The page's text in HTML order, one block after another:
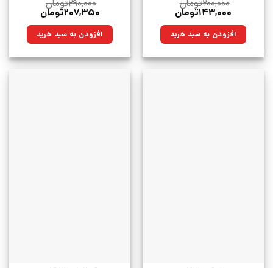
۲۰۰,۰۰۰تومان
قیمت
۲۰۰,۰۰۰تومان
بود.
۱۴۳,۰۰۰تومان
۱۴۳,۰۰۰تومان.افزودن به سبد خرید
۲۹۰,۰۰۰تومان
قیمت
۲۹۰,۰۰۰تومان
بود.
۲۰۷,۳۵۰تومان
۲۰۷,۳۵۰تومان.افزودن به سبد خرید